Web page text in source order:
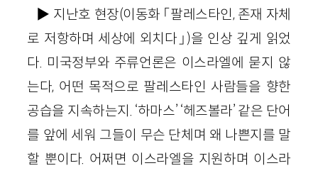
▶ 지난호 현장(이동화 「팔레스타인, 존재 자체
로 저항하며 세상에 외치다」)을 인상 깊게 읽었
다. 미국정부와 주류언론은 이스라엘에 묻지 않
는다, 어떤 목적으로 팔레스타인 사람들을 향한
공습을 지속하는지. ‘하마스’ ‘헤즈볼라’ 같은 단어
를 앞에 세워 그들이 무슨 단체며 왜 나쁜지를 말
할 뿐이다. 어쩌면 이스라엘을 지원하며 이스라